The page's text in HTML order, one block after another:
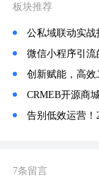
板块推荐
公私域联动实战指
微信小程序引流
创新赋能，高效
CRMEB开源商
告别低效运营！
7条留言